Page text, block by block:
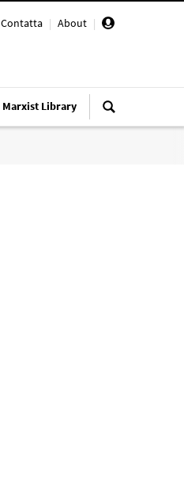
Contatta | About |
Marxist Library